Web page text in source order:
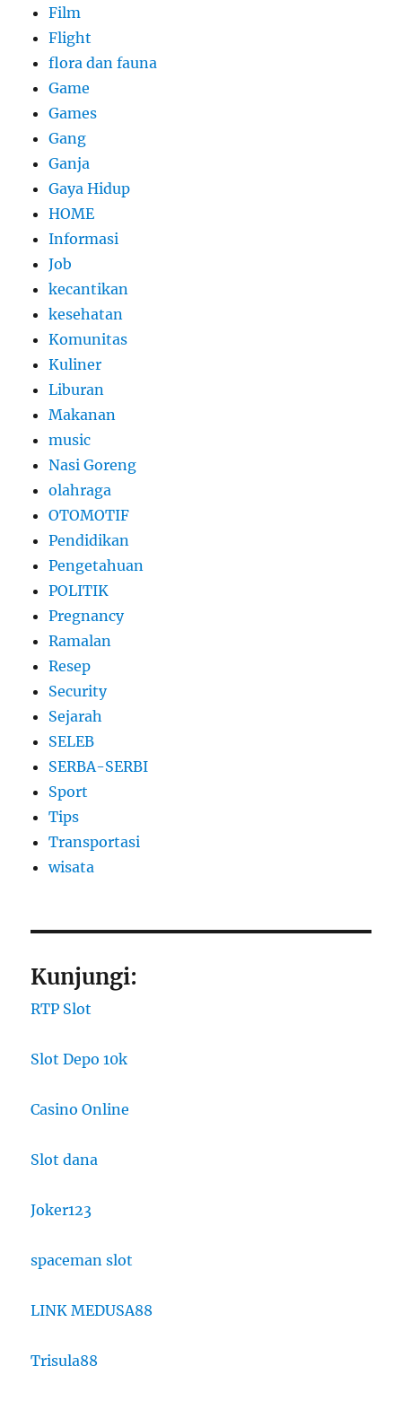
Film
Flight
flora dan fauna
Game
Games
Gang
Ganja
Gaya Hidup
HOME
Informasi
Job
kecantikan
kesehatan
Komunitas
Kuliner
Liburan
Makanan
music
Nasi Goreng
olahraga
OTOMOTIF
Pendidikan
Pengetahuan
POLITIK
Pregnancy
Ramalan
Resep
Security
Sejarah
SELEB
SERBA-SERBI
Sport
Tips
Transportasi
wisata
Kunjungi:
RTP Slot
Slot Depo 10k
Casino Online
Slot dana
Joker123
spaceman slot
LINK MEDUSA88
Trisula88